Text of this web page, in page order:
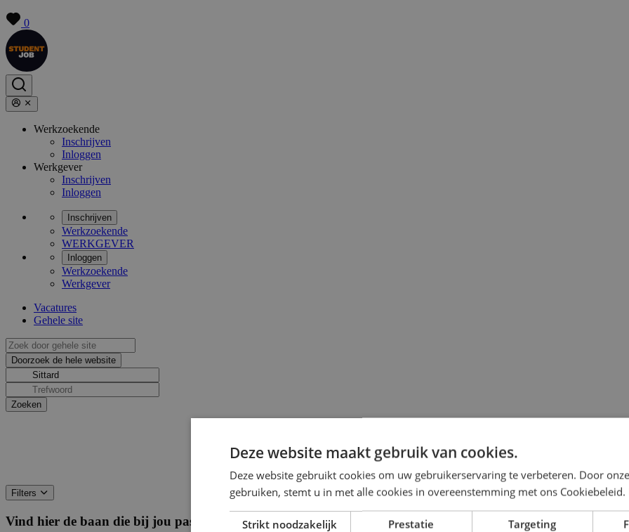
0
Werkzoekende
Inschrijven
Inloggen
Werkgever
Inschrijven
Inloggen
Inschrijven
Werkzoekende
WERKGEVER
Inloggen
Werkzoekende
Werkgever
Vacatures
Gehele site
Filters
Vind hier de baan die bij jou past
Deze website maakt gebruik van cookies.
Deze website gebruikt cookies om uw gebruikerservaring te verbeteren. Door
gebruiken, stemt u in met alle cookies in overeenstemming met ons Cookiebeleid.
Strikt noodzakelijk Prestatie Targeting